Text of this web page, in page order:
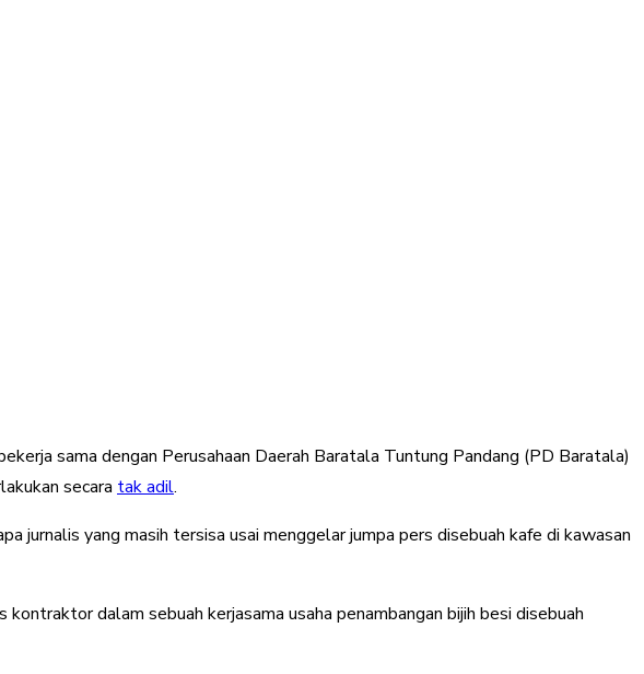
sama dengan Perusahaan Daerah Baratala Tuntung Pandang (PD Baratala)
secara tak adil.
jurnalis yang masih tersisa usai menggelar jumpa pers disebuah kafe di kawasan
dalam sebuah kerjasama usaha penambangan bijih besi disebuah